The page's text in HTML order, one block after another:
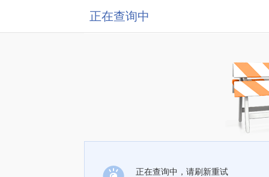
正在查询中
正在查询中，请刷新重试